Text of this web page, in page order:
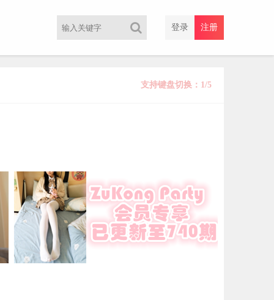
注册
登录
支持键盘切换：1/5